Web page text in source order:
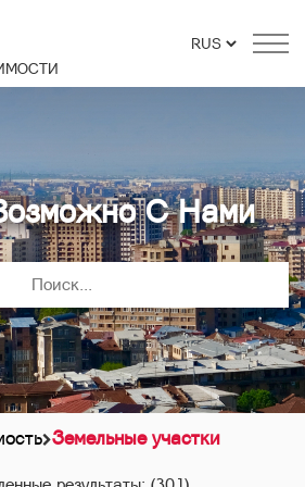
С Нами
Земельные участки